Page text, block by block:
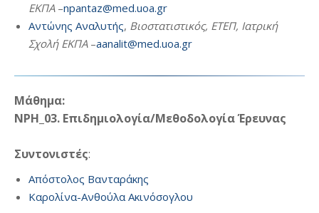
ΕΚΠΑ–npantaz@med.uoa.gr
Αντώνης Αναλυτής, Βιοστατιστικός, ΕΤΕΠ, Ιατρική
Σχολή ΕΚΠΑ–aanalit@med.uoa.gr
Μάθημα:
NPH_03. Επιδημιολογία/Μεθοδολογία Έρευνας
Συντονιστές:
Απόστολος Βανταράκης
Καρολίνα-Ανθούλα Ακινόσογλου